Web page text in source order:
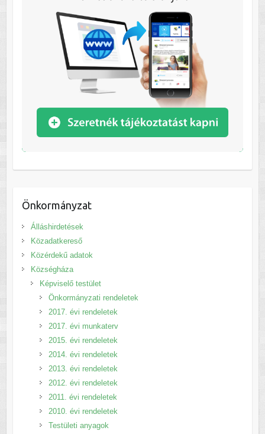
Önkormányzat
Álláshirdetések
Közadatkereső
Közérdekű adatok
Községháza
Képviselő testület
Önkormányzati rendeletek
2017. évi rendeletek
2017. évi munkaterv
2015. évi rendeletek
2014. évi rendeletek
2013. évi rendeletek
2012. évi rendeletek
2011. évi rendeletek
2010. évi rendeletek
Testületi anyagok